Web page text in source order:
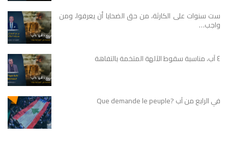
ست سنوات على الكارثة، من حق الضحايا أن يعرفوا، ومن
واجب…
٤ آب، مناسبة سقوط الآلهة المتخمة بالتفاهة
في الرابع من آب ?Que demande le peuple